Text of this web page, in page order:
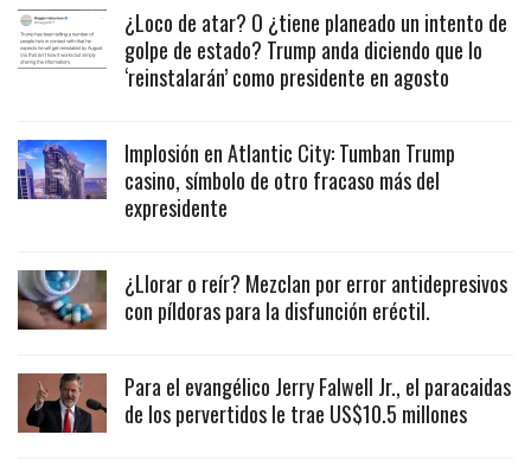
¿Loco de atar? O ¿tiene planeado un intento de
golpe de estado? Trump anda diciendo que lo
‘reinstalarán’ como presidente en agosto
Implosión en Atlantic City: Tumban Trump
casino, símbolo de otro fracaso más del
expresidente
¿Llorar o reír? Mezclan por error antidepresivos
con píldoras para la disfunción eréctil.
Para el evangélico Jerry Falwell Jr., el paracaidas
de los pervertidos le trae US$10.5 millones